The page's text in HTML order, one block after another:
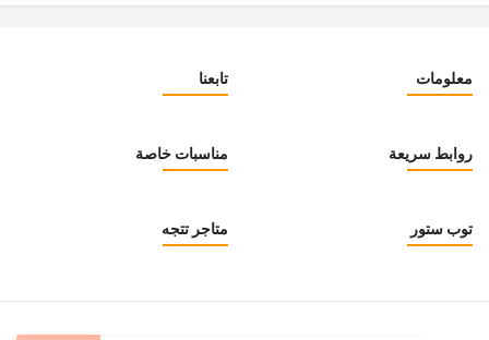
تابعنا معلومات
مناسبات خاصة روابط سريعة
متاجر تتجه توب ستور